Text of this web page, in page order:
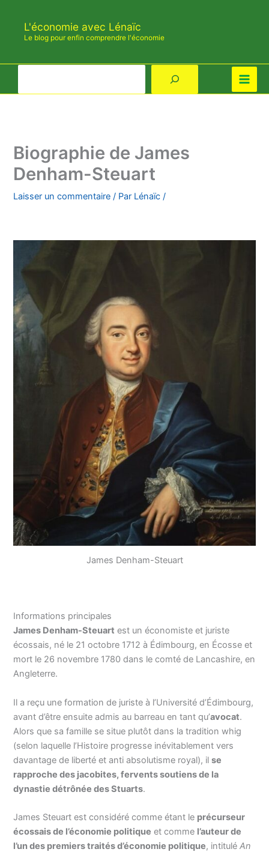
contenu
L'économie avec Lénaïc
Le blog pour enfin comprendre l'économie
Biographie de James
Denham-Steuart
Laisser un commentaire / Par Lénaïc/
James Denham-Steuart
Informations principales
James Denham-Steuart est un économiste et juriste
écossais, né le 21 octobre 1712 à Édimbourg, en Écosse et
mort le 26 novembre 1780 dans le comté de Lancashire, en
Angleterre.
Il a reçu une formation de juriste à l’Université d’Édimbourg,
avant d’être ensuite admis au barreau en tant qu’avocat.
Alors que sa famille se situe plutôt dans la tradition whig
(selon laquelle l’Histoire progresse inévitablement vers
davantage de liberté et anti absolutisme royal), ilse
rapproche des jacobites, fervents soutiens de la
dynastie détrônée des Stuarts.
James Steuart est considéré comme étant le précurseur
écossais de l’économie politique et comme l’auteur de
l’un des premiers traités d’économie politique, intituléAn